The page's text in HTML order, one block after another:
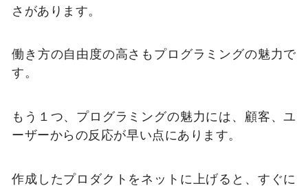
さがあります。
働き方の自由度の高さもプログラミングの魅力で
す。
もう１つ、プログラミングの魅力には、顧客、ユ
ーザーからの反応が早い点にあります。
作成したプロダクトをネットに上げると、すぐに